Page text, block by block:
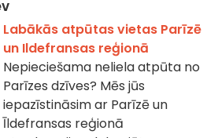
Labākās atpūtas vietas Parīzē
un Ildefransas reģionā
Nepieciešama neliela atpūta no
Parīzes dzīves? Mēs jūs
iepazīstināsim ar Parīzē un
Īldefransas reģionā